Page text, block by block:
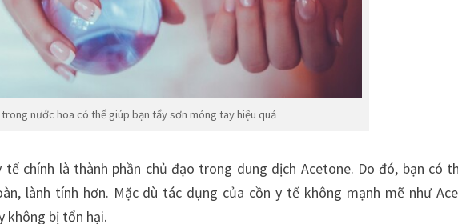
trong nước hoa có thể giúp bạn tẩy sơn móng tay hiệu quả
chính là thành phần chủ đạo trong dung dịch Acetone. Do đó, bạn có
lành tính hơn. Mặc dù tác dụng của cồn y tế không mạnh mẽ như
không bị tổn hại.